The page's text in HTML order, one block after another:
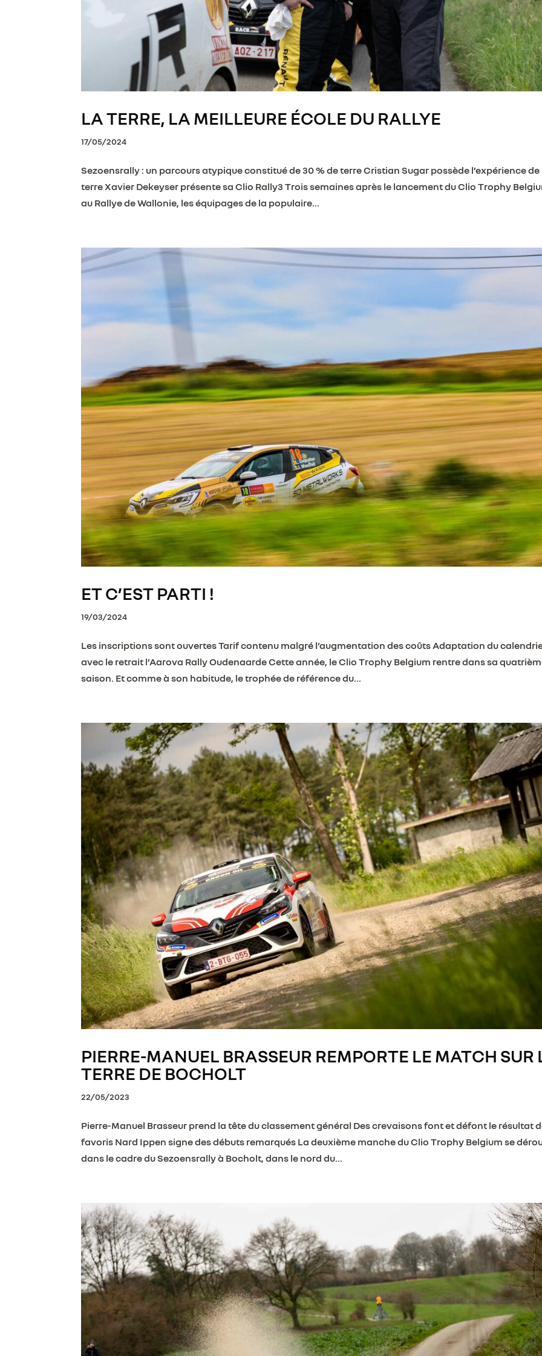
LA TERRE, LA MEILLEURE ÉCOLE DU RALLYE
17/05/2024
Sezoensrally : un parcours atypique constitué de 30 % de terre Cristian Sugar possède l’expérience de
terre Xavier Dekeyser présente sa Clio Rally3 Trois semaines après le lancement du Clio Trophy
au Rallye de Wallonie, les équipages de la populaire...
ET C’EST PARTI !
19/03/2024
Les inscriptions sont ouvertes Tarif contenu malgré l’augmentation des coûts Adaptation du
avec le retrait l’Aarova Rally Oudenaarde Cette année, le Clio Trophy Belgium rentre dans sa
saison. Et comme à son habitude, le trophée de référence du...
PIERRE-MANUEL BRASSEUR REMPORTE LE MATCH SUR
TERRE DE BOCHOLT
22/05/2023
Pierre-Manuel Brasseur prend la tête du classement général Des crevaisons font et défont le résultat
favoris Nard Ippen signe des débuts remarqués La deuxième manche du Clio Trophy Belgium se
dans le cadre du Sezoensrally à Bocholt, dans le nord du...